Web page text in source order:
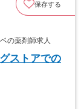
保存する
の薬剤師求人
ストアでの